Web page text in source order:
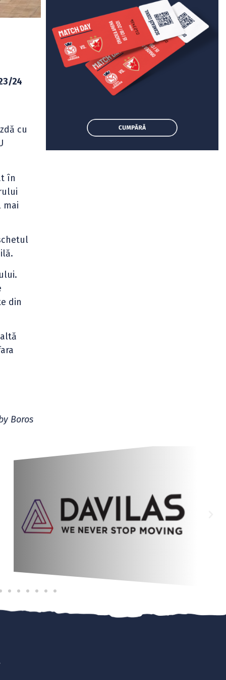
24
cu
în
mai
din
Boros